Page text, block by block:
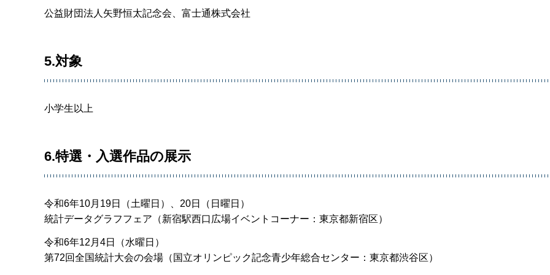
公益財団法人矢野恒太記念会、富士通株式会社
5.対象
小学生以上
6.特選・入選作品の展示
令和6年10月19日（土曜日）、20日（日曜日）
統計データグラフフェア（新宿駅西口広場イベントコーナー：東京都新宿区）
令和6年12月4日（水曜日）
第72回全国統計大会の会場（国立オリンピック記念青少年総合センター：東京都渋谷区）